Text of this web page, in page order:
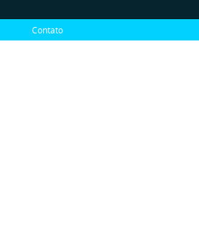
Contato